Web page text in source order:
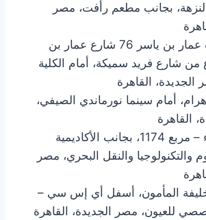
النزهة، بجانب مطعم رأفت، مصر
مترو ماركت عمار بن ياسر 76 شارع عمار بن
من شارع فريد سميكة، أمام الكلية
الجديدة، القاهرة
أمام سينما نورماندي الصيفي،
القاهرة
مربع الوزراء – مربع 1174، بجانب الأكاديمية
والتكنولوجيا والنقل البحري، مصر
المأمون، أسفل أي إس سي –
للعيون، مصر الجديدة، القاهرة